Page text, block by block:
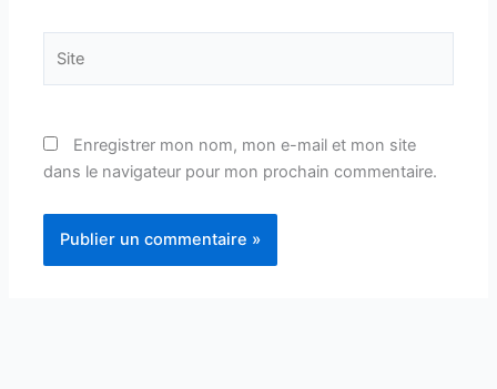
Enregistrer mon nom, mon e-mail et mon site
dans le navigateur pour mon prochain commentaire.